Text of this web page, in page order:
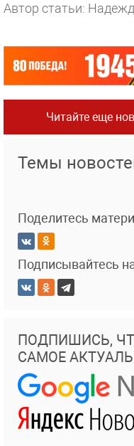
Автор статьи:
Читайте еще
Темы
Поделитесь
Подписывайтесь
ПОДПИШИСЬ,
САМОЕ